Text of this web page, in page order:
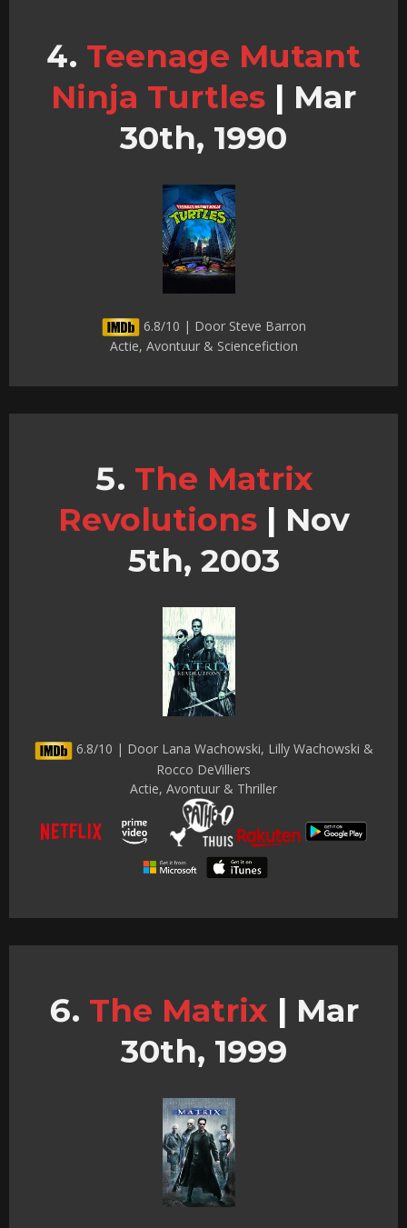
Teenage Mutant
Ninja Turtles | Mar
30th, 1990
6.8/10 | Door Steve Barron
Actie, Avontuur & Sciencefiction
The Matrix
Revolutions | Nov
5th, 2003
6.8/10 | Door Lana Wachowski, Lilly Wachowski &
Rocco DeVilliers
Actie, Avontuur & Thriller
The Matrix | Mar
30th, 1999